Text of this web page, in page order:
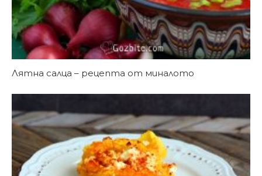
Лятна салца – рецепта от миналото